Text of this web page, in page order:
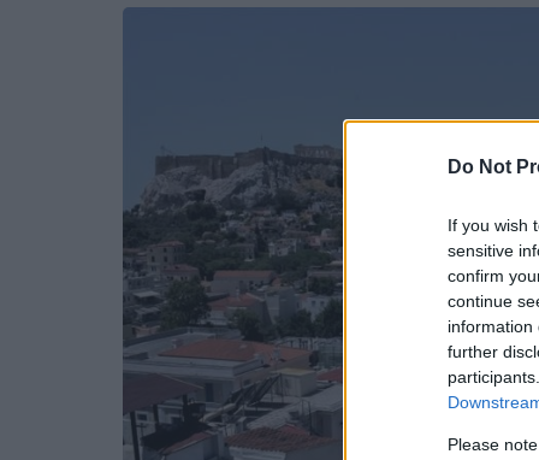
Do Not
If you wish
sensitive
confirm
continue
information
further
Please